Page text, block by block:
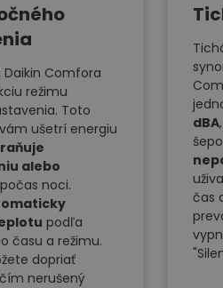
Comfora
režimu
Toto
ušetrí energiu
alebo
počas noci.
podľa
času a režimu.
dopriať
nerušený
dBA
čas